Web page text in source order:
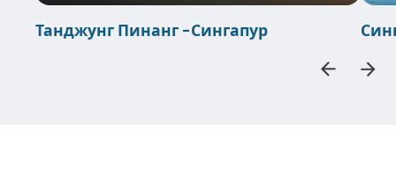
Танджунг Пинанг -Сингапур